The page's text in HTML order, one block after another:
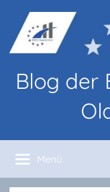
Inhalt
springen
Blog der
von
Lernenden
Menü